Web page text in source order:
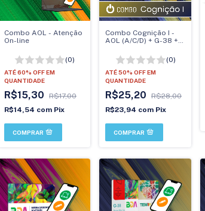
Combo AOL - Atenção
On-line
(0)
ATÉ 60% OFFEM
QUANTIDADE
R$15,30
R$17,00
R$14,54 com Pix
Combo Cognição I -
AOL (A/C/D) + G-38 +
(0)
ATÉ 50% OFFEM
QUANTIDADE
R$25,20
R$28,00
R$23,94 com Pix